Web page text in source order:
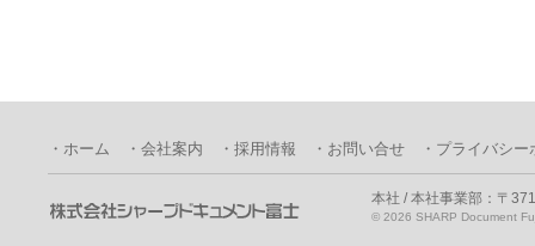
・ホーム ・会社案内 ・採用情報 ・お問い合せ ・プライバシ
本社 / 本社事業部：〒
© 2026 SHARP Document